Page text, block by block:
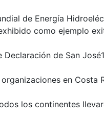
de Energía
como ejemplo
de San
en Costa
los continentes